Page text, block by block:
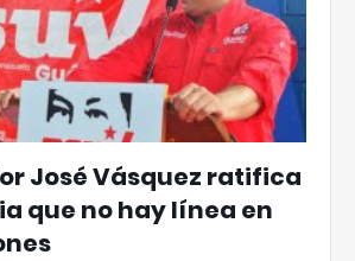
José Vásquez ratifica
que no hay línea en